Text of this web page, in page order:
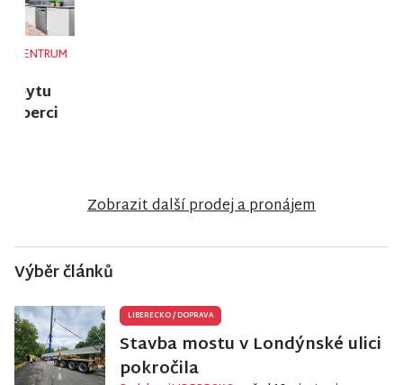
NISA CENTRUM
Prodej
činžovního
Zobrazit další prodej a pronájem
Výběr článků
LIBERECKO/DOPRAVA
Stavba mostu v Londýnské ulici
pokročila